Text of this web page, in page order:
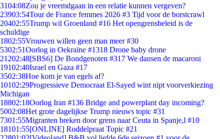
3104:08Zou je vreemdgaan in een relatie kunnen vergeven?
23903:54Tour de France femmes 2026 #3 Tijd voor de borstcrawl
20402:55Trump wil Groenland #16 Het opengrensbeleid is de
schuldige
1802:55Vrouwen willen geen man meer #30
5302:51Oorlog in Oekraïne #1318 Drone baby drone
21202:48[SBS6] De Bondgenoten #317 We dansen de macaroni
19102:40Israel en Gaza #17
3502:38Hoe kom je van egels af?
10102:29Progressieve Democraat El-Sayed wint nipt voorverkiezing
Michigan
18802:18Oorlog Iran #136 Bridge and powerplant day incoming?
5002:08Het grote dagelijkse Trump nieuws topic #31
7301:55Migranten breken door grens naar Ceuta in Spanje,l #10
18101:55[ONLINE] Roddelpraat Topic #21